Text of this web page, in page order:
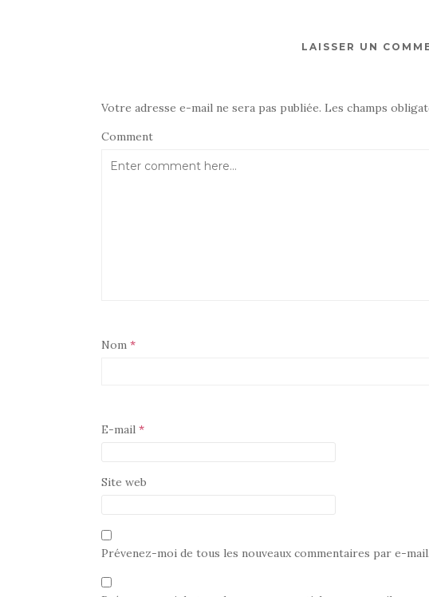
LAISSER UN
Votre adresse e-mail ne sera pas publiée. Les champs
Comment
Nom *
E-mail *
Site web
Prévenez-moi de tous les nouveaux commentaires par e-mail.